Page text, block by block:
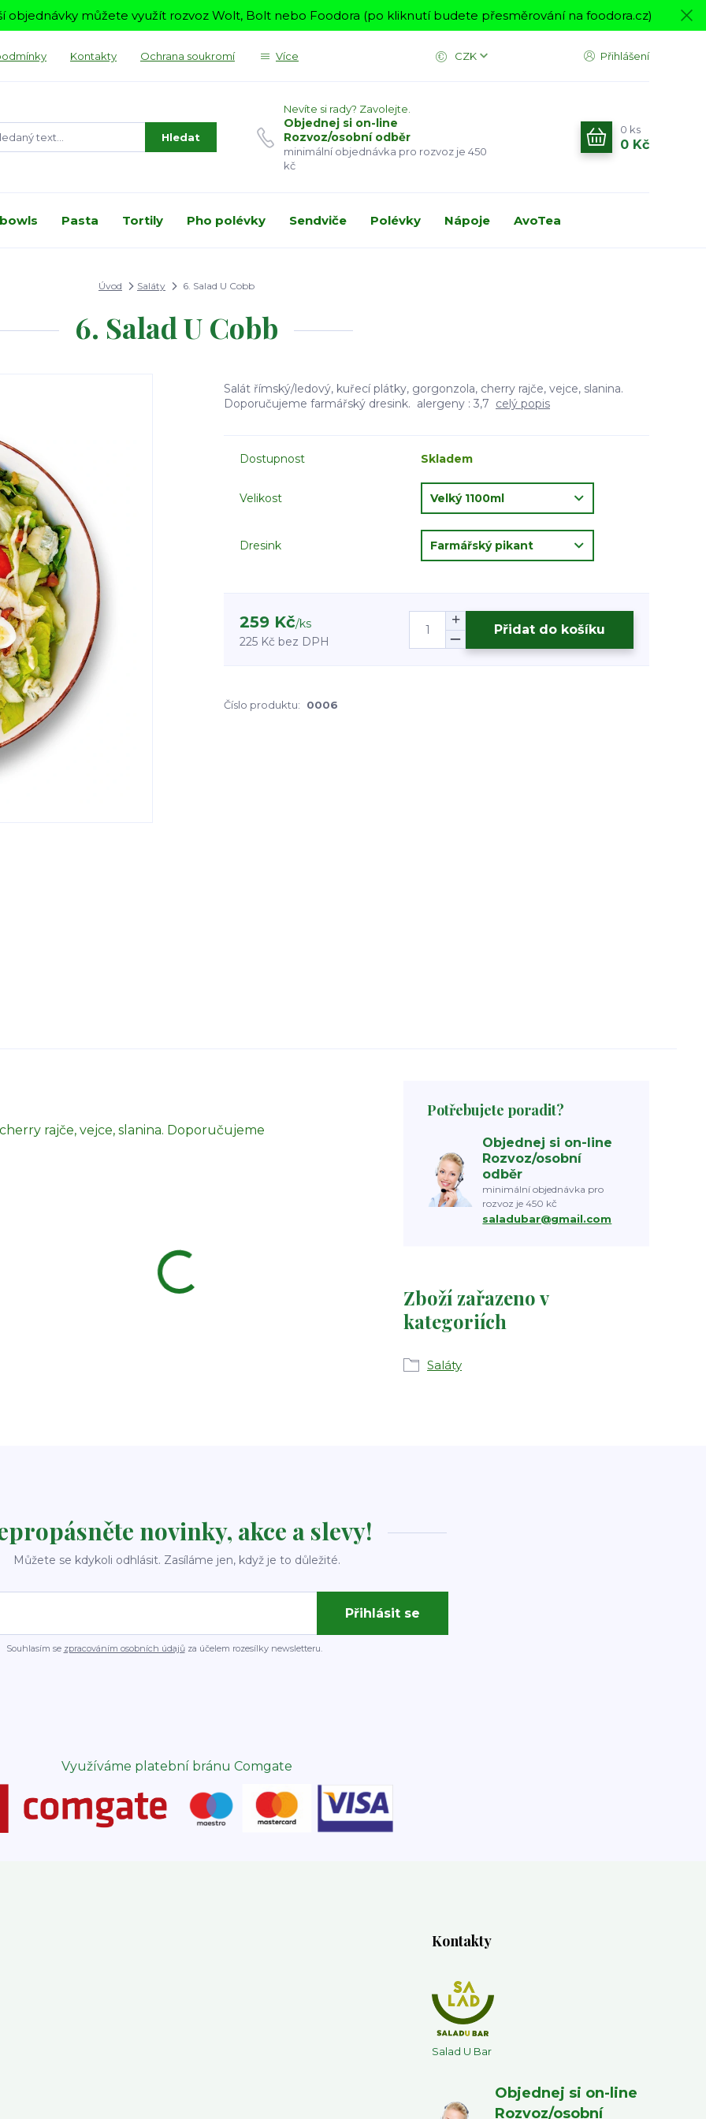
objednávky můžete využít rozvoz Wolt, Bolt nebo Foodora (po kliknutí budete přesměrování na foodora.cz)
Kontakty Ochrana soukromí Více CZK Přihlášení
Hledat
Nevíte si rady? Zavolejte.
Objednej si on-line
Rozvoz/osobní odběr
minimální objednávka pro rozvoz je 450
kč
0 ks
0 Kč
Pasta Tortily Pho polévky Sendviče Polévky Nápoje AvoTea
Úvod Saláty 6. Salad U Cobb
6. Salad U Cobb
Salát římský/ledový, kuřecí plátky, gorgonzola, cherry rajče, vejce, slanina.
Doporučujeme farmářský dresink. alergeny : 3,7 celý popis
Dostupnost Skladem
Velikost
Dresink
259 Kč/ks
225 Kč bez DPH
Přidat do košíku
Číslo produktu: 0006
rajče, vejce, slanina. Doporučujeme
Zboží zařazeno v
kategoriích
Saláty
Potřebujete poradit?
Objednej si on-line
Rozvoz/osobní
odběr
minimální objednávka pro
rozvoz je 450 kč
saladubar@gmail.com
novinky, akce a slevy!
Můžete se kdykoli odhlásit. Zasíláme jen, když je to důležité.
Přihlásit se
Souhlasím se zpracováním osobních údajůza účelem rozesílky newsletteru.
Využíváme platební bránu Comgate
Kontakty
Salad U Bar
Objednej si on-line
Rozvoz/osobní